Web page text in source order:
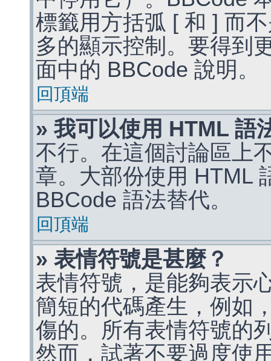
標籤用方括弧 [ 和 ] 而
多的顯示控制。要得到
面中的 BBCode 說明。
回頂端
» 我可以使用 HTML 語
不行。在這個討論區上
章。大部份使用 HTML
BBCode 語法替代。
回頂端
» 表情符號是甚麼？
表情符號，是能夠表示
簡短的代碼產生，例如
傷的。所有表情符號的
然而，試著不要過度使